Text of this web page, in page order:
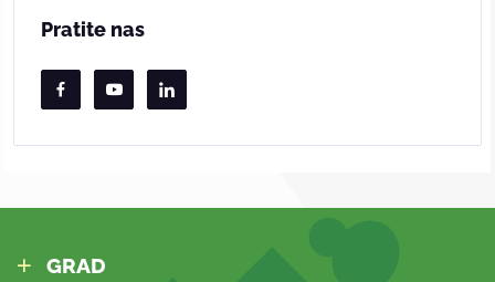
Pratite nas
GRAD